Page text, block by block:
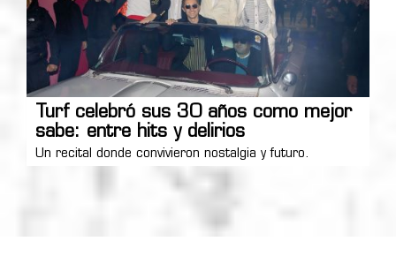
Turf celebró sus 30 años como mejor
sabe: entre hits y delirios
Un recital donde convivieron nostalgia y futuro.